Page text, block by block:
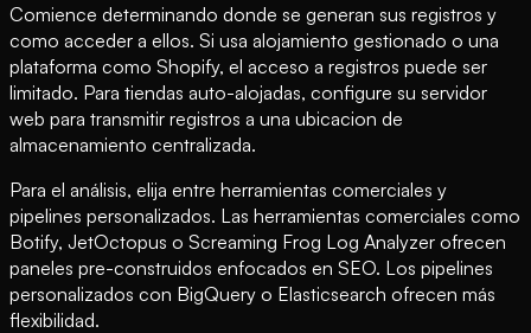
Comience determinando donde se generan sus registros y
como acceder a ellos. Si usa alojamiento gestionado o una
plataforma como Shopify, el acceso a registros puede ser
limitado. Para tiendas auto-alojadas, configure su servidor
web para transmitir registros a una ubicacion de
almacenamiento centralizada.
Para el análisis, elija entre herramientas comerciales y
pipelines personalizados. Las herramientas comerciales como
Botify, JetOctopus o Screaming Frog Log Analyzer ofrecen
paneles pre-construidos enfocados en SEO. Los pipelines
personalizados con BigQuery o Elasticsearch ofrecen más
flexibilidad.